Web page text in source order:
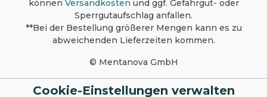
können Versandkosten und ggf. Gefahrgut- oder
Sperrgutaufschlag anfallen.
**Bei der Bestellung größerer Mengen kann es zu
abweichenden Lieferzeiten kommen.
© Mentanova GmbH
Cookie-Einstellungen verwalten